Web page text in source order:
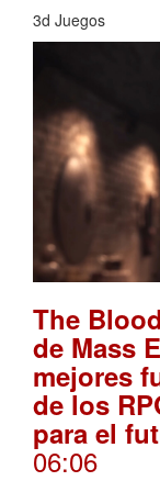
3d Juegos
The
de Mass
mejores
de los
para el
06:06